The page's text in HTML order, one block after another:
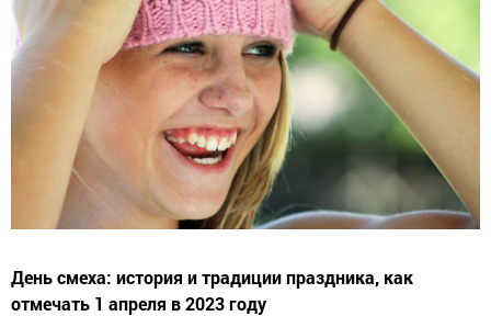
День смеха: история и традиции праздника, как
отмечать 1 апреля в 2023 году